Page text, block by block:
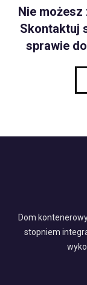
Nie
Skontaktuj
sprawie
Dom
stopniem